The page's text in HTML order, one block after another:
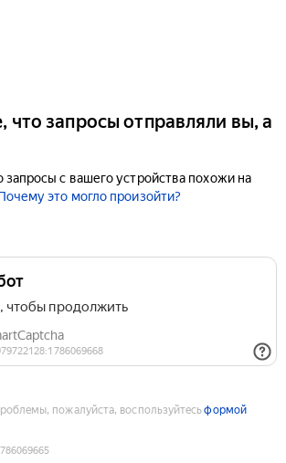
что запросы отправляли вы, а
с вашего устройства похожи на
это могло произойти?
пожалуйста, воспользуйтесьформой